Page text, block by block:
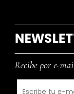
Recibe por e-